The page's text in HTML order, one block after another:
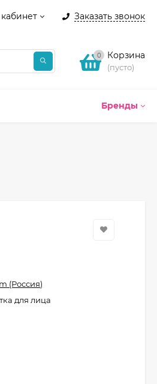
Заказать звонок
0 Корзина
(пусто)
Бренды
(Россия)
для лица